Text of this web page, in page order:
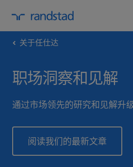
关于任仕达
职场洞察和见解
通过市场领先的研究和见解升
阅读我们的最新文章